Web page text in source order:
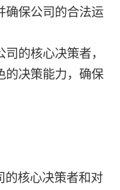
确保公司的合法运
的核心决策者，
的决策能力，确保
的核心决策者和对